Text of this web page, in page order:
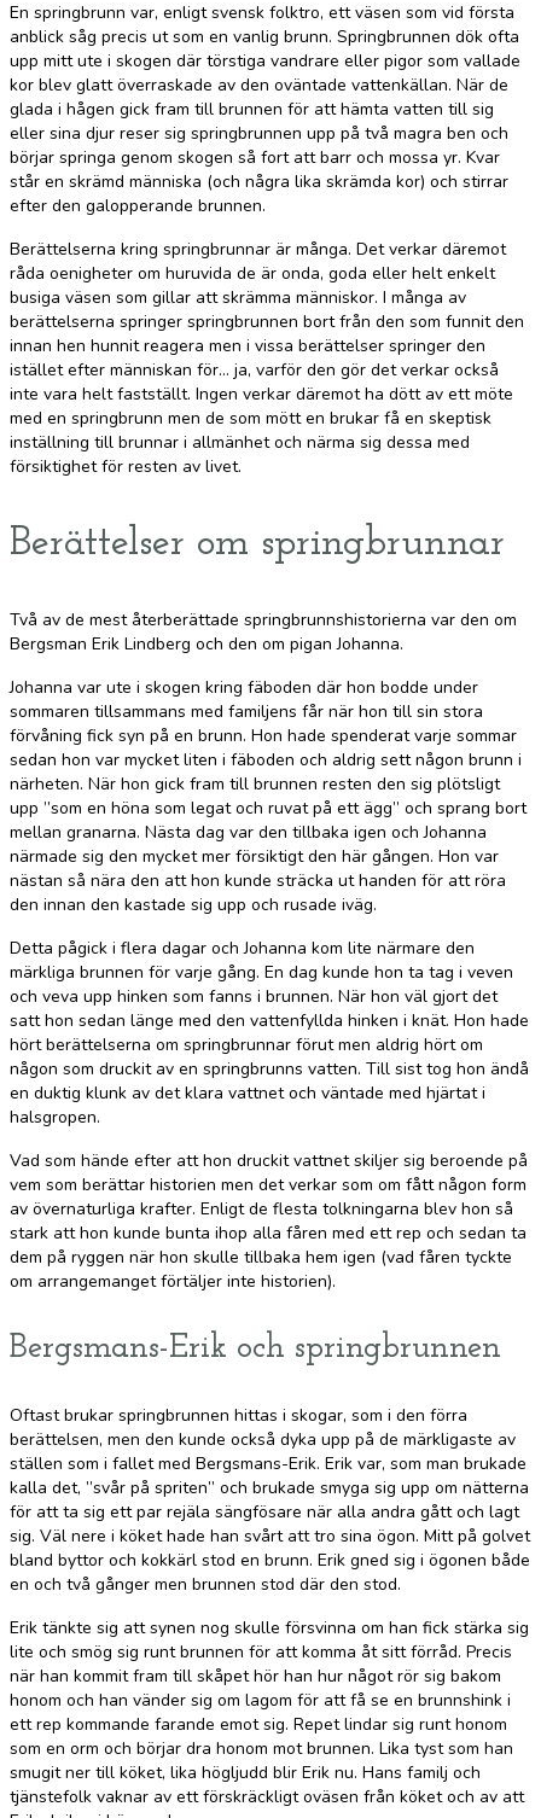
En springbrunn var, enligt svensk folktro, ett väsen som vid första
anblick såg precis ut som en vanlig brunn. Springbrunnen dök ofta
upp mitt ute i skogen där törstiga vandrare eller pigor som vallade
kor blev glatt överraskade av den oväntade vattenkällan. När de
glada i hågen gick fram till brunnen för att hämta vatten till sig
eller sina djur reser sig springbrunnen upp på två magra ben och
börjar springa genom skogen så fort att barr och mossa yr. Kvar
står en skrämd människa (och några lika skrämda kor) och stirrar
efter den galopperande brunnen.
Berättelserna kring springbrunnar är många. Det verkar däremot
råda oenigheter om huruvida de är onda, goda eller helt enkelt
busiga väsen som gillar att skrämma människor. I många av
berättelserna springer springbrunnen bort från den som funnit den
innan hen hunnit reagera men i vissa berättelser springer den
istället efter människan för… ja, varför den gör det verkar också
inte vara helt fastställt. Ingen verkar däremot ha dött av ett möte
med en springbrunn men de som mött en brukar få en skeptisk
inställning till brunnar i allmänhet och närma sig dessa med
försiktighet för resten av livet.
Berättelser om springbrunnar
Två av de mest återberättade springbrunnshistorierna var den om
Bergsman Erik Lindberg och den om pigan Johanna.
Johanna var ute i skogen kring fäboden där hon bodde under
sommaren tillsammans med familjens får när hon till sin stora
förvåning fick syn på en brunn. Hon hade spenderat varje sommar
sedan hon var mycket liten i fäboden och aldrig sett någon brunn i
närheten. När hon gick fram till brunnen resten den sig plötsligt
upp ”som en höna som legat och ruvat på ett ägg” och sprang bort
mellan granarna. Nästa dag var den tillbaka igen och Johanna
närmade sig den mycket mer försiktigt den här gången. Hon var
nästan så nära den att hon kunde sträcka ut handen för att röra
den innan den kastade sig upp och rusade iväg.
Detta pågick i flera dagar och Johanna kom lite närmare den
märkliga brunnen för varje gång. En dag kunde hon ta tag i veven
och veva upp hinken som fanns i brunnen. När hon väl gjort det
satt hon sedan länge med den vattenfyllda hinken i knät. Hon hade
hört berättelserna om springbrunnar förut men aldrig hört om
någon som druckit av en springbrunns vatten. Till sist tog hon ändå
en duktig klunk av det klara vattnet och väntade med hjärtat i
halsgropen.
Vad som hände efter att hon druckit vattnet skiljer sig beroende på
vem som berättar historien men det verkar som om fått någon form
av övernaturliga krafter. Enligt de flesta tolkningarna blev hon så
stark att hon kunde bunta ihop alla fåren med ett rep och sedan ta
dem på ryggen när hon skulle tillbaka hem igen (vad fåren tyckte
om arrangemanget förtäljer inte historien).
Bergsmans-Erik och springbrunnen
Oftast brukar springbrunnen hittas i skogar, som i den förra
berättelsen, men den kunde också dyka upp på de märkligaste av
ställen som i fallet med Bergsmans-Erik. Erik var, som man brukade
kalla det, ”svår på spriten” och brukade smyga sig upp om nätterna
för att ta sig ett par rejäla sängfösare när alla andra gått och lagt
sig. Väl nere i köket hade han svårt att tro sina ögon. Mitt på golvet
bland byttor och kokkärl stod en brunn. Erik gned sig i ögonen både
en och två gånger men brunnen stod där den stod.
Erik tänkte sig att synen nog skulle försvinna om han fick stärka sig
lite och smög sig runt brunnen för att komma åt sitt förråd. Precis
när han kommit fram till skåpet hör han hur något rör sig bakom
honom och han vänder sig om lagom för att få se en brunnshink i
ett rep kommande farande emot sig. Repet lindar sig runt honom
som en orm och börjar dra honom mot brunnen. Lika tyst som han
smugit ner till köket, lika högljudd blir Erik nu. Hans familj och
tjänstefolk vaknar av ett förskräckligt oväsen från köket och av att